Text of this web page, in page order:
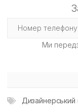
Ми
Дизайнерський